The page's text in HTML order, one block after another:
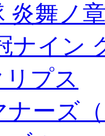
炎舞ノ
ナイン
プス
ナーズ